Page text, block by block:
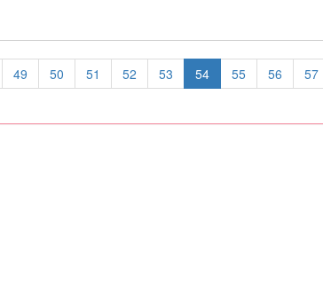
49 50 51 52 53 54 55 56 57